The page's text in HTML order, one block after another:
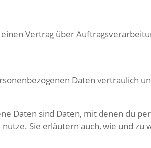
Vertrag über
Daten vertraulich
Daten sind Daten, mit denen du
Sie erläutern auch, wie und zu